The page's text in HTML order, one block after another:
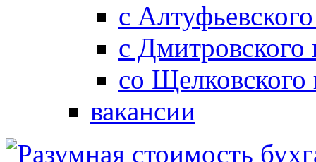
с
с Дмитровского
со Щелковского
вакансии